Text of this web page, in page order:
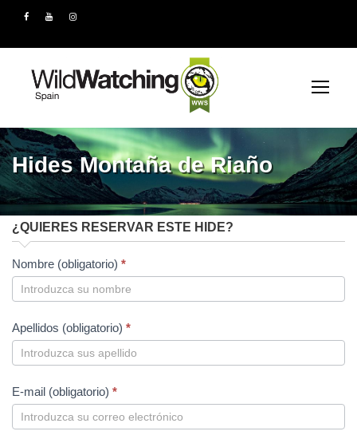
Hides Montaña de Riaño
¿QUIERES RESERVAR ESTE HIDE?
H
i
d
s
Nombre (obligatorio) *
Apellidos (obligatorio) *
E-mail (obligatorio) *